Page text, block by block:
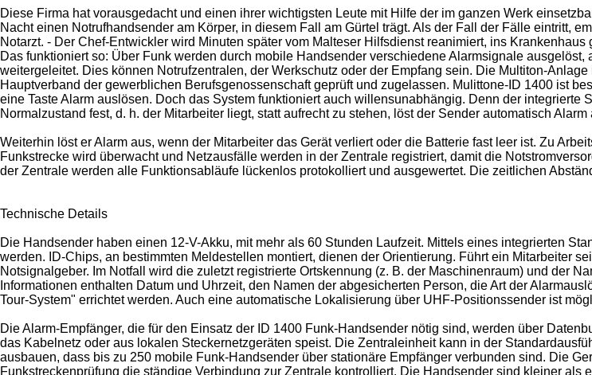
Diese Firma hat vorausgedacht und einen ihrer wichtigsten Leute mit Hilfe der im ganzen Werk
Nacht einen Notrufhandsender am Körper, in diesem Fall am Gürtel trägt. Als der Fall der Fälle eintritt,
Notarzt. - Der Chef-Entwickler wird Minuten später vom Malteser Hilfsdienst reanimiert, ins
Das funktioniert so: Über Funk werden durch mobile Handsender verschiedene Alarmsignale
weitergeleitet. Dies können Notrufzentralen, der Werkschutz oder der Empfang sein. Die Multiton-
Hauptverband der gewerblichen Berufsgenossenschaft geprüft und zugelassen. Mulittone-ID 1400 ist
eine Taste Alarm auslösen. Doch das System funktioniert auch willensunabhängig. Denn der
Normalzustand fest, d. h. der Mitarbeiter liegt, statt aufrecht zu stehen, löst der Sender automatisch Alarm
Weiterhin löst er Alarm aus, wenn der Mitarbeiter das Gerät verliert oder die Batterie fast leer ist. Zu
Funkstrecke wird überwacht und Netzausfälle werden in der Zentrale registriert, damit die
der Zentrale werden alle Funktionsabläufe lückenlos protokolliert und ausgewertet. Die zeitlichen
Technische Details
Die Handsender haben einen 12-V-Akku, mit mehr als 60 Stunden Laufzeit. Mittels eines integrierten
werden. ID-Chips, an bestimmten Meldestellen montiert, dienen der Orientierung. Führt ein Mitarbeiter
Notsignalgeber. Im Notfall wird die zuletzt registrierte Ortskennung (z. B. der Maschinenraum) und der
Informationen enthalten Datum und Uhrzeit, den Namen der abgesicherten Person, die Art der
Tour-System" errichtet werden. Auch eine automatische Lokalisierung über UHF-Positionssender ist
Die Alarm-Empfänger, die für den Einsatz der ID 1400 Funk-Handsender nötig sind, werden über
das Kabelnetz oder aus lokalen Steckernetzgeräten speist. Die Zentraleinheit kann in der
ausbauen, dass bis zu 250 mobile Funk-Handsender über stationäre Empfänger verbunden sind. Die
Funkstreckenprüfung die ständige Verbindung zur Zentrale kontrolliert. Die Handsender sind kleiner